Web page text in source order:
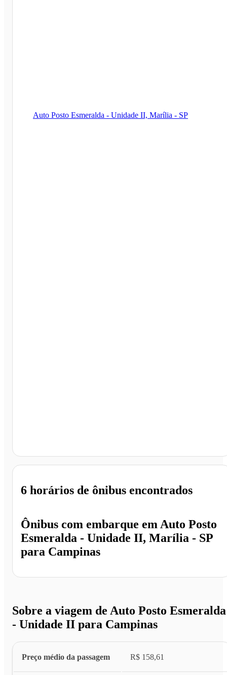
Auto Posto Esmeralda - Unidade II, Marília - SP
Ônibus com embarque em Auto Posto
Esmeralda - Unidade II, Marília - SP
para Campinas
6 horários de ônibus encontrados
Sobre a viagem de Auto Posto Esmeralda
- Unidade II para Campinas
Preço médio da passagem R$ 158,61